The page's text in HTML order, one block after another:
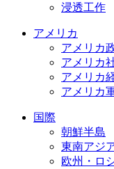
浸透工作
アメリカ
アメリカ
アメリカ
アメリカ
アメリカ
国際
朝鮮半島
東南アジ
欧州・ロ